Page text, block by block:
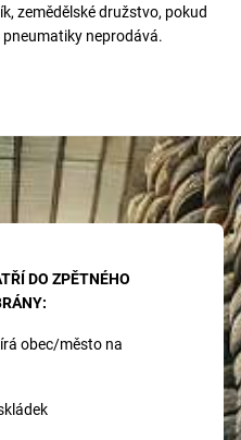
zemědělské družstvo, pokud
neprodává.
DO ZPĚTNÉHO
obec/město na